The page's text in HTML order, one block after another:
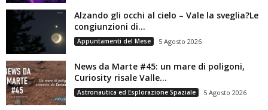
Alzando gli occhi al cielo – Vale la sveglia?Le
congiunzioni di...
Appuntamenti del Mese 5 Agosto 2026
News da Marte #45: un mare di poligoni,
Curiosity risale Valle...
Astronautica ed Esplorazione Spaziale 5 Agosto 2026